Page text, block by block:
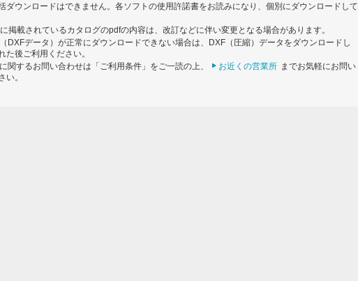
ダウンロードはできません。各ソフトの使用許諾書をお読みになり、個別にダウンロードして
掲載されているカタログのpdfの内容は、改訂などに伴い変更となる場合があります。
DXFデータ）が正常にダウンロードできない場合は、DXF（圧縮）データをダウンロードし
た後ご利用ください。
関するお問い合わせは「ご利用条件」をご一読の上、
お近くの営業所 までお気軽にお問い
い。